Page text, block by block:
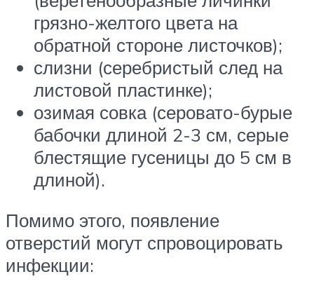
грязно-желтого цвета на
обратной стороне листочков);
слизни (серебристый след на
листовой пластинке);
озимая совка (серовато-бурые
бабочки длиной 2-3 см, серые
блестящие гусеницы до 5 см в
длиной).
Помимо этого, появление
отверстий могут спровоцировать
инфекции: